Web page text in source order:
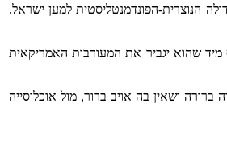
הנוצרית-הפונדמנטליסטית למען ישראל.
שהוא יגביר את המעורבות האמריקאית
ושאין בה אויב ברור, מול אוכלוסייה